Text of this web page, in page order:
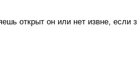
открыт он или нет извне, если